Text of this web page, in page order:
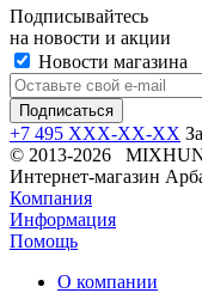
Подписывайтесь
на новости и акции
Новости магазина
+7 495 XXX-XX-XX
© 2013-2026
Интернет-магазин
Компания
Информация
Помощь
О компании